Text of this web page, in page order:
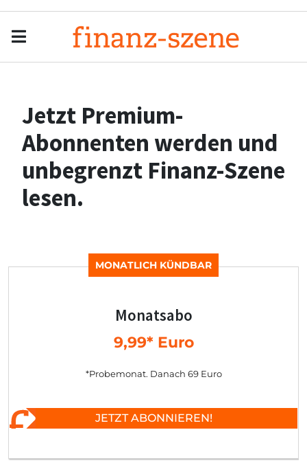
Jetzt Premium-
Abonnenten werden und
unbegrenzt Finanz-Szene
lesen.
MONATLICH KÜNDBAR
Monatsabo
9,99* Euro
*Probemonat. Danach 69 Euro
JETZT ABONNIEREN!